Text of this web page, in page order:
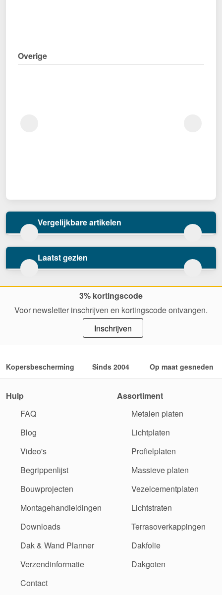
Overige
Vergelijkbare artikelen
Laatst gezien
3% kortingscode
Voor newsletter inschrijven en kortingscode ontvangen.
Inschrijven
Kopersbescherming Sinds 2004 Op maat gesneden
Hulp
FAQ
Blog
Video's
Begrippenlijst
Bouwprojecten
Montagehandleidingen
Downloads
Dak & Wand Planner
Verzendinformatie
Contact
Assortiment
Metalen platen
Lichtplaten
Profielplaten
Massieve platen
Vezelcementplaten
Lichtstraten
Terrasoverkappingen
Dakfolie
Dakgoten